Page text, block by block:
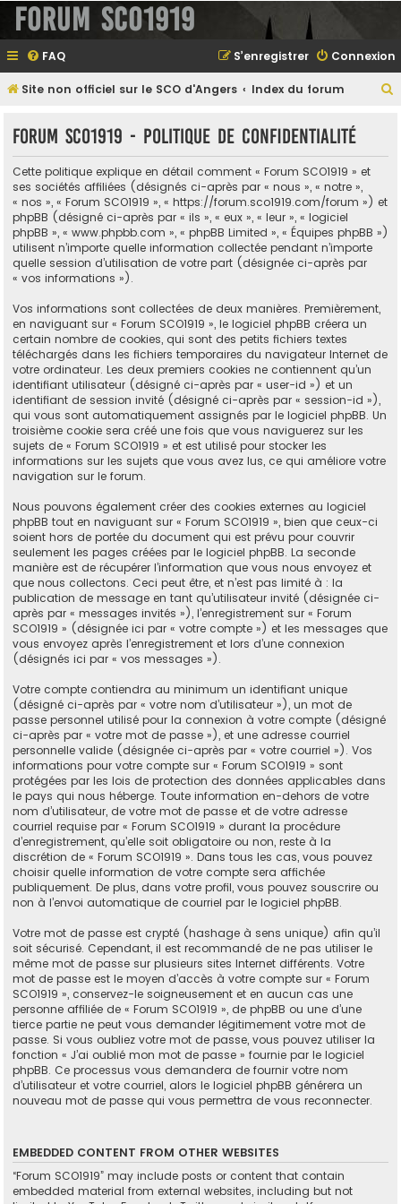
Forum SCO1919
FAQ Connexion
S’enregistrer
Site non officiel sur le SCO d'Angers Index du forum
Forum SCO1919 - Politique de confidentialité
Cette politique explique en détail comment « Forum SCO1919 » et
ses sociétés affiliées (désignés ci-après par « nous », « notre »,
« nos », « Forum SCO1919 », « https://forum.sco1919.com/forum ») et
phpBB (désigné ci-après par « ils », « eux », « leur », « logiciel
phpBB », « www.phpbb.com », « phpBB Limited », « Équipes phpBB »)
utilisent n’importe quelle information collectée pendant n’importe
quelle session d’utilisation de votre part (désignée ci-après par
« vos informations »).
Vos informations sont collectées de deux manières. Premièrement,
en naviguant sur « Forum SCO1919 », le logiciel phpBB créera un
certain nombre de cookies, qui sont des petits fichiers textes
téléchargés dans les fichiers temporaires du navigateur Internet de
votre ordinateur. Les deux premiers cookies ne contiennent qu’un
identifiant utilisateur (désigné ci-après par « user-id ») et un
identifiant de session invité (désigné ci-après par « session-id »),
qui vous sont automatiquement assignés par le logiciel phpBB. Un
troisième cookie sera créé une fois que vous naviguerez sur les
sujets de « Forum SCO1919 » et est utilisé pour stocker les
informations sur les sujets que vous avez lus, ce qui améliore votre
navigation sur le forum.
Nous pouvons également créer des cookies externes au logiciel
phpBB tout en naviguant sur « Forum SCO1919 », bien que ceux-ci
soient hors de portée du document qui est prévu pour couvrir
seulement les pages créées par le logiciel phpBB. La seconde
manière est de récupérer l’information que vous nous envoyez et
que nous collectons. Ceci peut être, et n’est pas limité à : la
publication de message en tant qu’utilisateur invité (désignée ci-
après par « messages invités »), l’enregistrement sur « Forum
SCO1919 » (désignée ici par « votre compte ») et les messages que
vous envoyez après l’enregistrement et lors d’une connexion
(désignés ici par « vos messages »).
Votre compte contiendra au minimum un identifiant unique
(désigné ci-après par « votre nom d’utilisateur »), un mot de
passe personnel utilisé pour la connexion à votre compte (désigné
ci-après par « votre mot de passe »), et une adresse courriel
personnelle valide (désignée ci-après par « votre courriel »). Vos
informations pour votre compte sur « Forum SCO1919 » sont
protégées par les lois de protection des données applicables dans
le pays qui nous héberge. Toute information en-dehors de votre
nom d’utilisateur, de votre mot de passe et de votre adresse
courriel requise par « Forum SCO1919 » durant la procédure
d’enregistrement, qu’elle soit obligatoire ou non, reste à la
discrétion de « Forum SCO1919 ». Dans tous les cas, vous pouvez
choisir quelle information de votre compte sera affichée
publiquement. De plus, dans votre profil, vous pouvez souscrire ou
non à l’envoi automatique de courriel par le logiciel phpBB.
Votre mot de passe est crypté (hashage à sens unique) afin qu’il
soit sécurisé. Cependant, il est recommandé de ne pas utiliser le
même mot de passe sur plusieurs sites Internet différents. Votre
mot de passe est le moyen d’accès à votre compte sur « Forum
SCO1919 », conservez-le soigneusement et en aucun cas une
personne affiliée de « Forum SCO1919 », de phpBB ou une d’une
tierce partie ne peut vous demander légitimement votre mot de
passe. Si vous oubliez votre mot de passe, vous pouvez utiliser la
fonction « J’ai oublié mon mot de passe » fournie par le logiciel
phpBB. Ce processus vous demandera de fournir votre nom
d’utilisateur et votre courriel, alors le logiciel phpBB générera un
nouveau mot de passe qui vous permettra de vous reconnecter.
EMBEDDED CONTENT FROM OTHER WEBSITES
“Forum SCO1919” may include posts or content that contain
embedded material from external websites, including but not